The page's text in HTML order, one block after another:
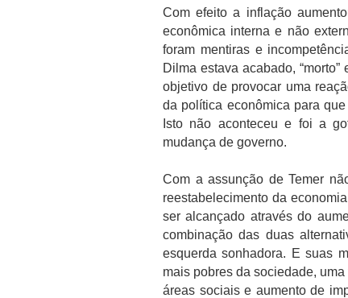
Com efeito a inflação
econômica interna e não
foram mentiras e
Dilma estava acabado,
objetivo de provocar uma
da política econômica para
Isto não aconteceu e foi a
mudança de governo.
Com a assunção de Temer
reestabelecimento da
ser alcançado através do
combinação das duas
esquerda sonhadora. E suas
mais pobres da sociedade,
áreas sociais e aumento de